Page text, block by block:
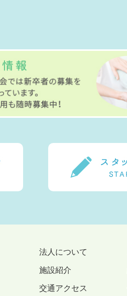
法人について
施設紹介
交通アクセス